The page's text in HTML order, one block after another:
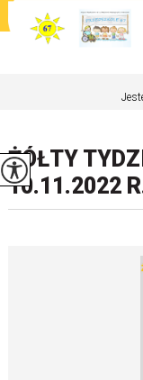
ŻÓŁTY
10.11.2022